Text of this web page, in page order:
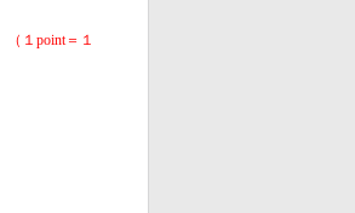
（１ point＝１